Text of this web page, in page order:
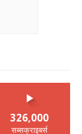
326,000
सब्सक्राइबर्स